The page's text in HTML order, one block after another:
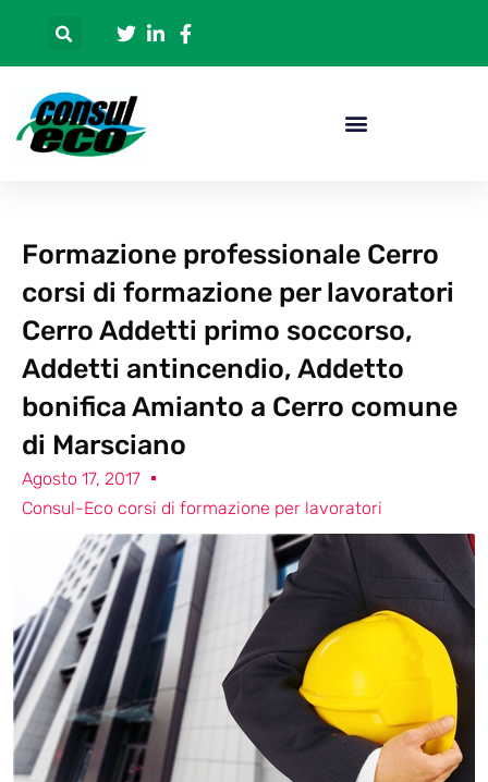
Formazione professionale Cerro
corsi di formazione per lavoratori
Cerro Addetti primo soccorso,
Addetti antincendio, Addetto
bonifica Amianto a Cerro comune
di Marsciano
Agosto 17, 2017
Consul-Eco corsi di formazione per lavoratori